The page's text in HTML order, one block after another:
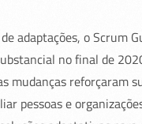
adaptações, o Scrum
no final de
mudanças reforçaram
pessoas e